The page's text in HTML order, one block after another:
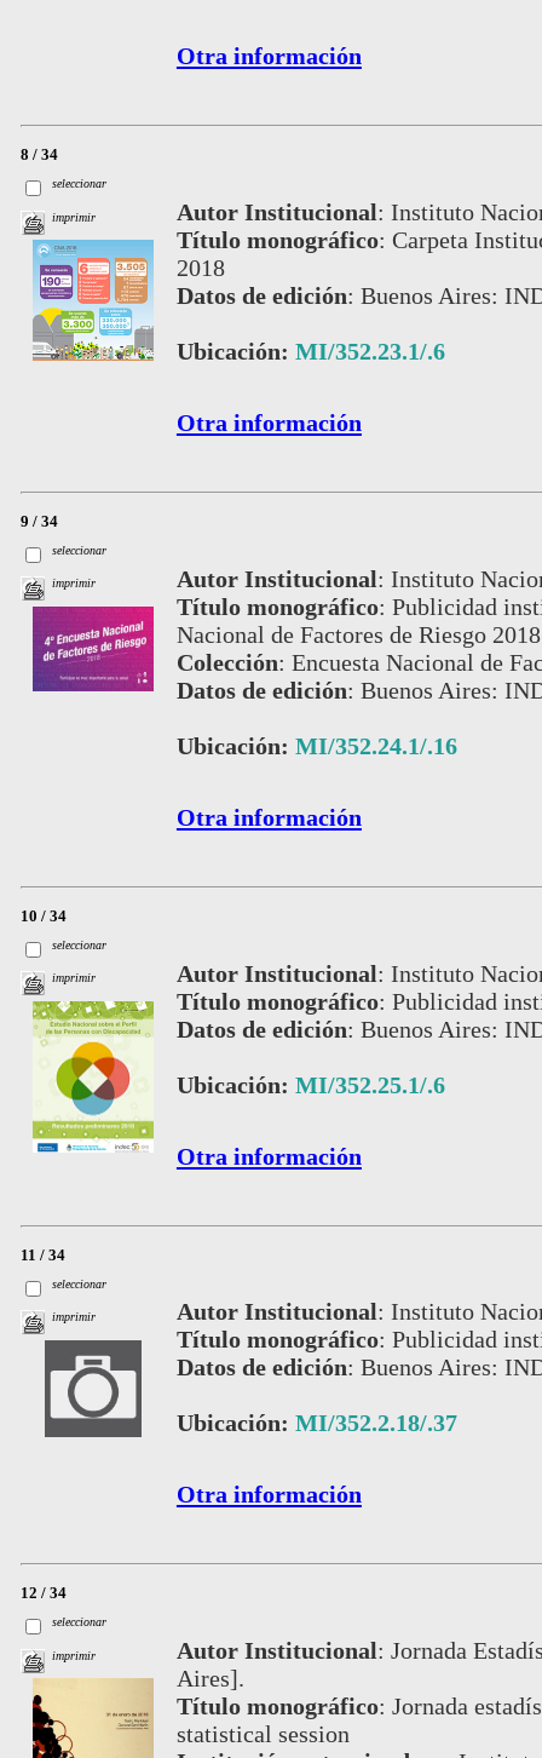
Otra información
8 / 34
seleccionar
imprimir Autor Institucional: Instituto
Título monográfico: Carpeta
2018
Datos de edición: Buenos Aires:
Ubicación: MI/352.23.1/.6
Otra información
9 / 34
seleccionar
imprimir Autor Institucional: Instituto
Título monográfico: Publicidad
Nacional de Factores de Riesgo 2018
Colección: Encuesta Nacional de
Datos de edición: Buenos Aires:
Ubicación: MI/352.24.1/.16
Otra información
10 / 34
seleccionar
imprimir Autor Institucional: Instituto
Título monográfico: Publicidad
Datos de edición: Buenos Aires:
Ubicación: MI/352.25.1/.6
Otra información
11 / 34
seleccionar
imprimir Autor Institucional: Instituto
Título monográfico: Publicidad
Datos de edición: Buenos Aires:
Ubicación: MI/352.2.18/.37
Otra información
12 / 34
seleccionar
imprimir Autor Institucional: Jornada
Aires].
Título monográfico: Jornada
statistical session